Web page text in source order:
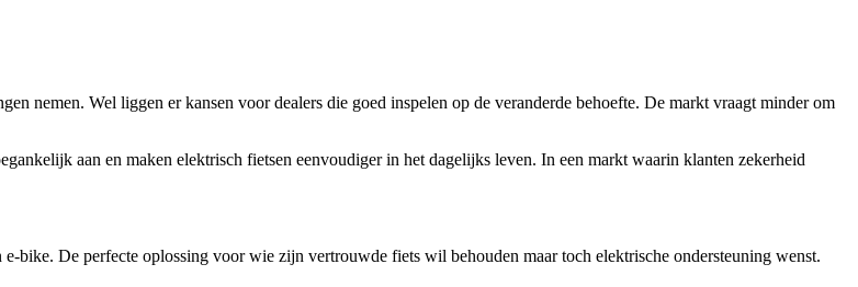
nemen. Wel liggen er kansen voor dealers die goed inspelen op de veranderde behoefte. De markt vraagt minder om
aan en maken elektrisch fietsen eenvoudiger in het dagelijks leven. In een markt waarin klanten zekerheid
bike. De perfecte oplossing voor wie zijn vertrouwde fiets wil behouden maar toch elektrische ondersteuning wenst.